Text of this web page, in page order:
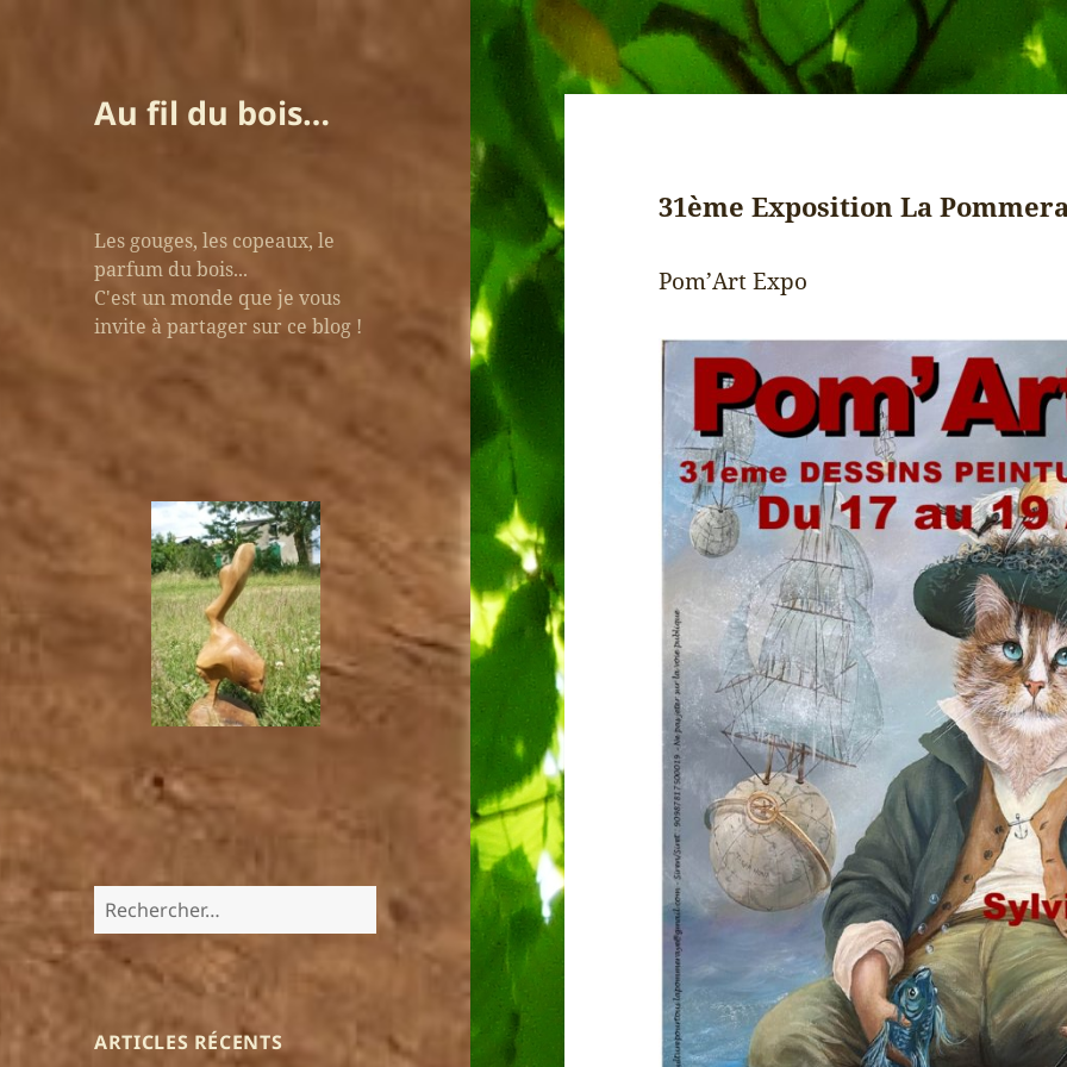
Au fil du bois…
Les gouges, les copeaux, le
parfum du bois...
C'est un monde que je vous
invite à partager sur ce blog !
Rechercher :
ARTICLES RÉCENTS
31ème Exposition La
Pom’Art Expo